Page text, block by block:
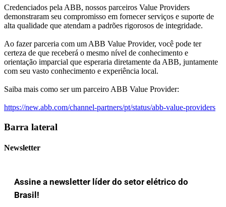
Credenciados pela ABB, nossos parceiros Value Providers
demonstraram seu compromisso em fornecer serviços e suporte de
alta qualidade que atendam a padrões rigorosos de integridade.
Ao fazer parceria com um ABB Value Provider, você pode ter
certeza de que receberá o mesmo nível de conhecimento e
orientação imparcial que esperaria diretamente da ABB, juntamente
com seu vasto conhecimento e experiência local.
Saiba mais como ser um parceiro ABB Value Provider:
https://new.abb.com/channel-partners/pt/status/abb-value-providers
Barra lateral
Newsletter
Assine a newsletter líder do setor elétrico do
Brasil!